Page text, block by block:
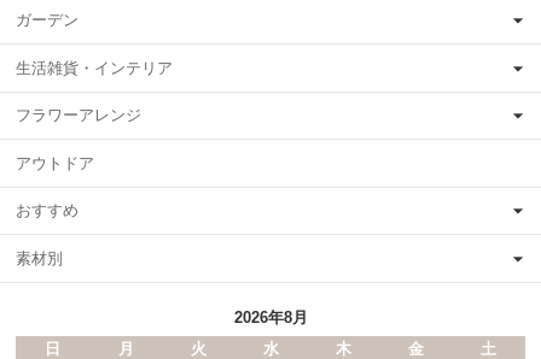
ガーデン
生活雑貨・インテリア
フラワーアレンジ
アウトドア
おすすめ
素材別
2026年8月
日
月 火 水 木 金
土